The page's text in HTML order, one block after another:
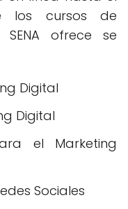
los cursos de
ofrece se
Digital
Digital
el Marketing
Sociales